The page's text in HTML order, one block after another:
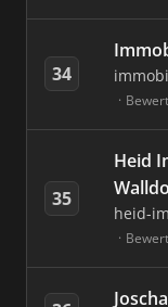
34
35
Heid
heid-